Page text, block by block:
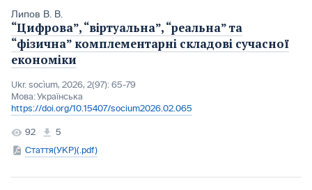
Липов В. В.
“Цифрова”, “віртуальна”, “реальна” та
“фізична” комплементарні складові сучасної
економіки
Ukr. socìum, 2026, 2(97): 65-79
Мова:Українська
https://doi.org/10.15407/socium2026.02.065
92
5
Стаття(УКР)(.pdf)